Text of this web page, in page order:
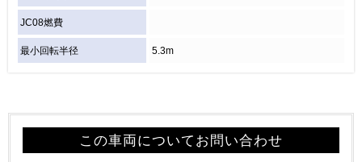
JC08燃費
最小回転半径 5.3m
この車両についてお問い合わせ